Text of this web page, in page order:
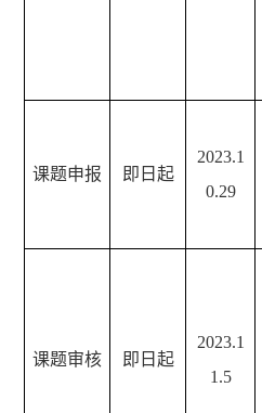
课题申报 即日起
2023.1
0.29
课题审核 即日起
2023.1
1.5